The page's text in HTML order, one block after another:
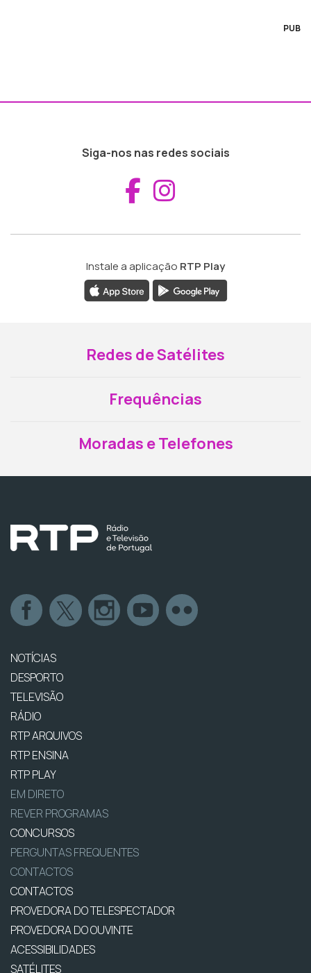
PUB
Siga-nos nas redes sociais
Aceder ao
Instale a aplicação RTP Play
Redes de Satélites
Frequências
Moradas e Telefones
NOTÍCIAS
DESPORTO
TELEVISÃO
RÁDIO
RTP ARQUIVOS
RTP ENSINA
RTP PLAY
EM DIRETO
REVER PROGRAMAS
CONCURSOS
PERGUNTAS FREQUENTES
CONTACTOS
CONTACTOS
PROVEDORA DO TELESPECTADOR
PROVEDORA DO OUVINTE
ACESSIBILIDADES
SATÉLITES